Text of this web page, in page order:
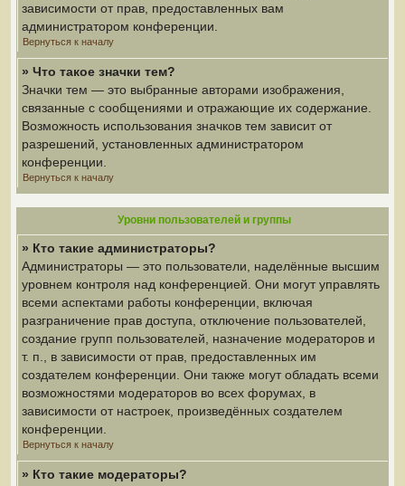
зависимости от прав, предоставленных вам
администратором конференции.
Вернуться к началу
» Что такое значки тем?
Значки тем — это выбранные авторами изображения,
связанные с сообщениями и отражающие их содержание.
Возможность использования значков тем зависит от
разрешений, установленных администратором
конференции.
Вернуться к началу
Уровни пользователей и группы
» Кто такие администраторы?
Администраторы — это пользователи, наделённые высшим
уровнем контроля над конференцией. Они могут управлять
всеми аспектами работы конференции, включая
разграничение прав доступа, отключение пользователей,
создание групп пользователей, назначение модераторов и
т. п., в зависимости от прав, предоставленных им
создателем конференции. Они также могут обладать всеми
возможностями модераторов во всех форумах, в
зависимости от настроек, произведённых создателем
конференции.
Вернуться к началу
» Кто такие модераторы?